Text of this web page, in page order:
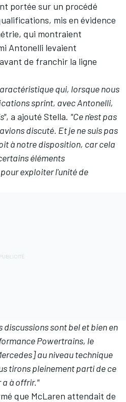
portée sur un procédé
mis en évidence
qui montraient
Antonelli levaient
de franchir la ligne
qui, lorsque nous
sprint, avec Antonelli,
, a ajouté Stella. "Ce n'est pas
discuté. Et je ne suis pas
à notre disposition, car cela
éléments
exploiter l'unité de
discussions sont bel et bien en
Powertrains, le
au niveau technique
tirons pleinement parti de ce
a à offrir."
que McLaren attendait de